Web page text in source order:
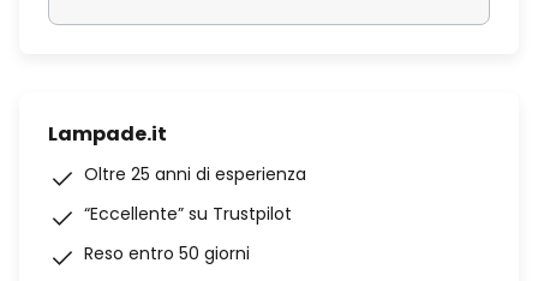
Lampade.it
Oltre 25 anni di esperienza
“Eccellente” su Trustpilot
Reso entro 50 giorni